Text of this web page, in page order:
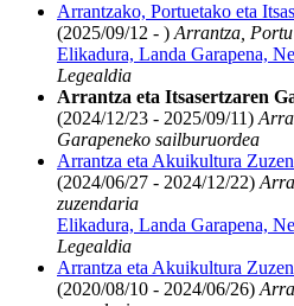
Arrantzako, Portuetako eta
(2025/09/12 - ) Arrantza,
Elikadura, Landa Garapena,
Legealdia
Arrantza eta Itsasertzaren
(2024/12/23 - 2025/09/11)
Garapeneko sailburuordea
Arrantza eta Akuikultura
(2024/06/27 - 2024/12/22)
zuzendaria
Elikadura, Landa Garapena,
Legealdia
Arrantza eta Akuikultura
(2020/08/10 - 2024/06/26)